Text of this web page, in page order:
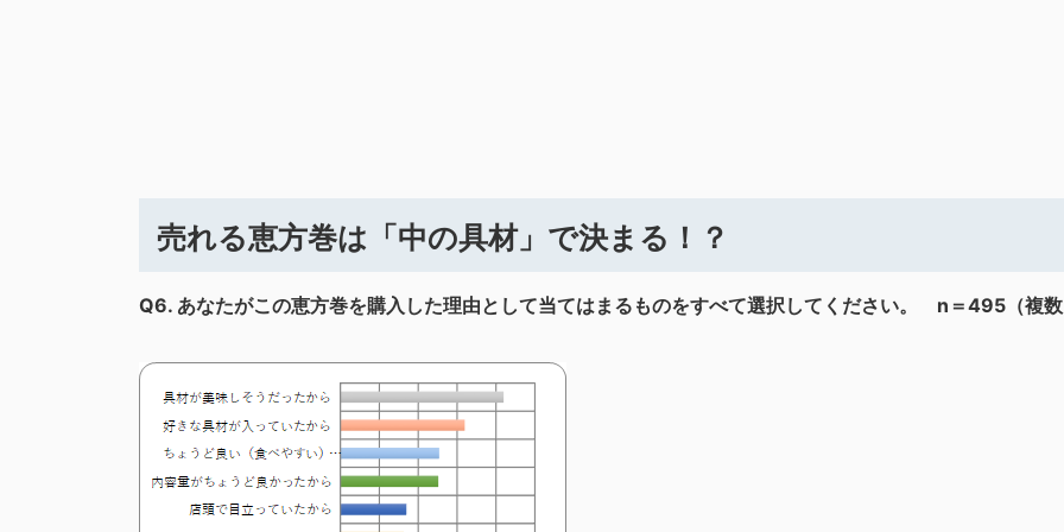
売れる恵方巻は「中の具材」で決まる！？
Q6. あなたがこの恵方巻を購入した理由として当てはまるものをすべて選択してください。 n＝495（複